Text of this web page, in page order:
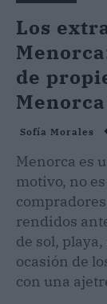
Los
de
Menorca
Sofía Morales
Menorca es
motivo, no
rendidos
de sol,
ocasión de
con una